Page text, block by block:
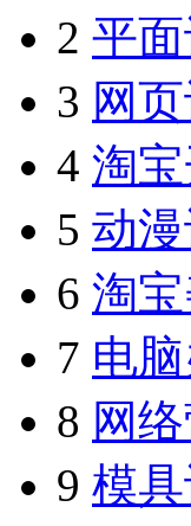
2 平
3 网
4 淘
5 动
6 淘
7 电
8 网
9 模